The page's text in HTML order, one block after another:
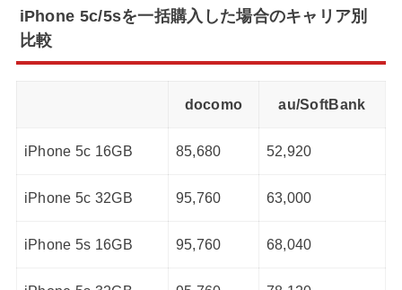
iPhone 5c/5sを一括購入した場合のキャリア別
比較
docomo au/SoftBank
iPhone 5c 16GB 85,680 52,920
iPhone 5c 32GB 95,760 63,000
iPhone 5s 16GB 95,760 68,040